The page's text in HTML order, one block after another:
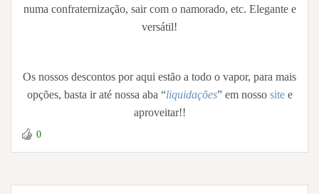
numa confraternização, sair com o namorado, etc. Elegante e
versátil!
Os nossos descontos por aqui estão a todo o vapor, para mais
opções, basta ir até nossa aba “liquidações” em nosso site e
aproveitar!!
0